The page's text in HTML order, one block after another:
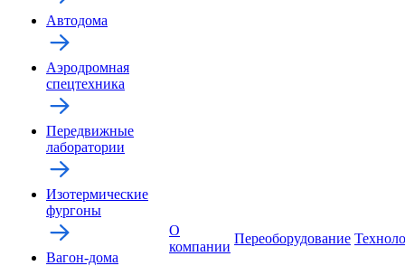
Автодома
Аэродромная
спецтехника
Передвижные
лаборатории
Изотермические
фургоны
Вагон-дома
О
компании
Переоборудование